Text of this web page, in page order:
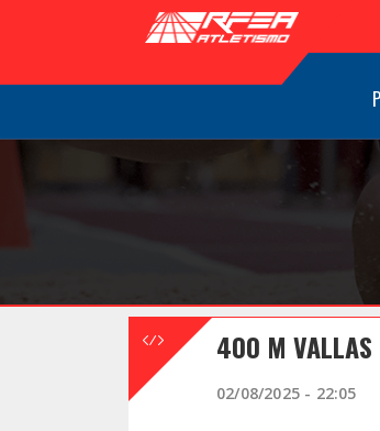
400 M VALLAS
02/08/2025 - 22:05